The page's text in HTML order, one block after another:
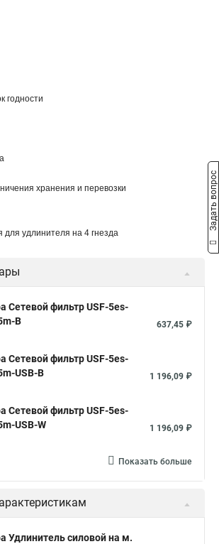
годности
хранения и перевозки
для удлинителя на 4 гнезда
Сетевой фильтр USF-5es-
B
637,45 ₽
Сетевой фильтр USF-5es-
USB-B
1 196,09 ₽
Сетевой фильтр USF-5es-
USB-W
1 196,09 ₽
Показать больше
Удлинитель силовой на м.
Задать вопрос